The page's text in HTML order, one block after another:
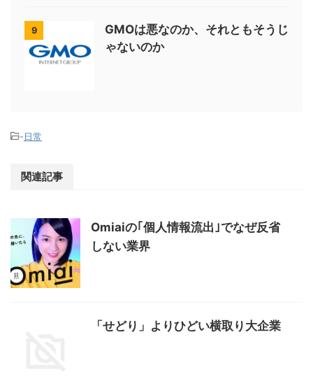
9
GMOは悪なのか、それともそうじ
ゃないのか
-日常
関連記事
Omiaiの｢個人情報流出｣でなぜ反省
しない業界
「せどり」よりひどい横取り大企業